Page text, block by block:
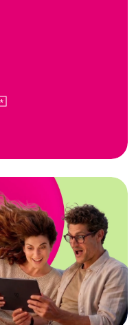
Zum Angebot: